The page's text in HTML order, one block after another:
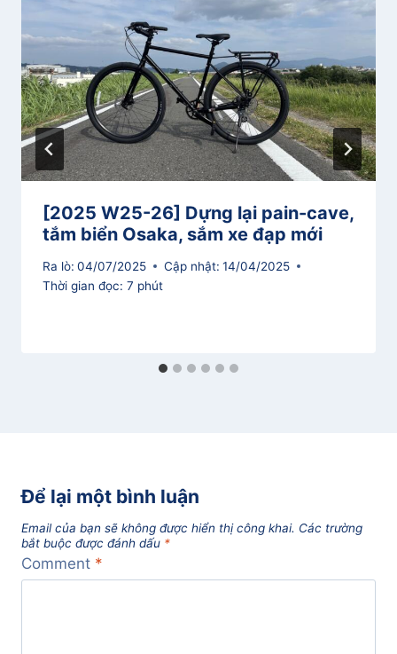
[2025 W25-26] Dựng lại pain-cave,
tắm biển Osaka, sắm xe đạp mới
Ra lò: 04/07/2025 Cập nhật: 14/04/2025
Thời gian đọc: 7 phút
Để lại một bình luận
Email của bạn sẽ không được hiển thị công khai. Các trường
bắt buộc được đánh dấu *
Comment *